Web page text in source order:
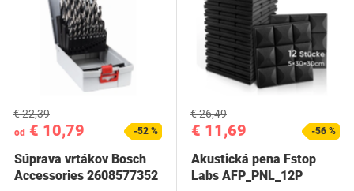
od € 10,79
€ 22,39
-52 %
Súprava vrtákov Bosch
Accessories 2608577352
€ 11,69
€ 26,49
-56 %
Akustická pena Fstop
Labs AFP_PNL_12P